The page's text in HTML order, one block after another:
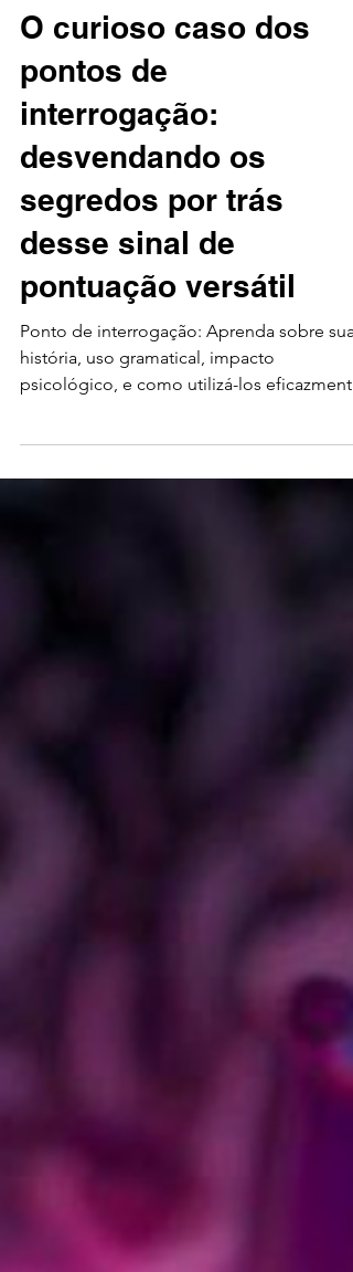
Learning
O curioso caso dos
pontos de
interrogação:
desvendando os
segredos por trás
desse sinal de
pontuação versátil
Ponto de interrogação: Aprenda sobre sua